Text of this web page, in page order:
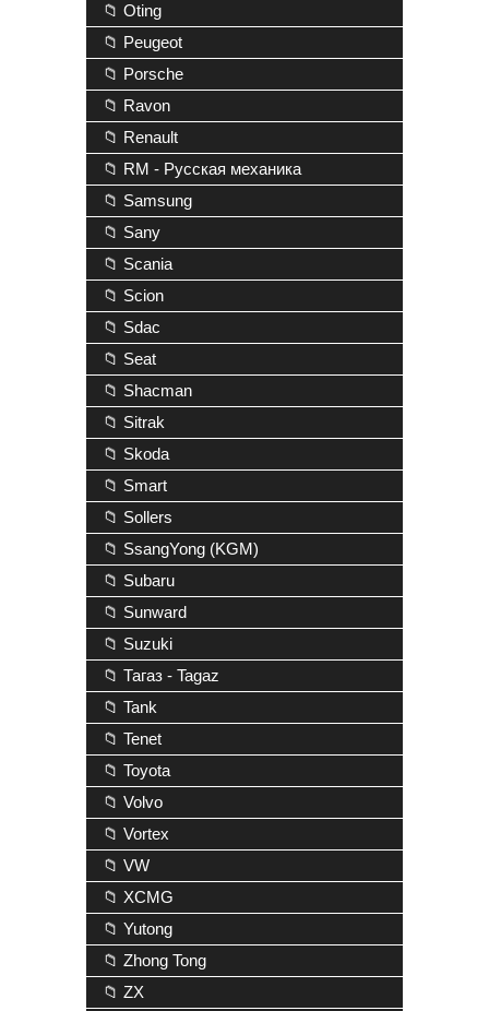
📁 Oting
📁 Peugeot
📁 Porsche
📁 Ravon
📁 Renault
📁 RM - Русская механика
📁 Samsung
📁 Sany
📁 Scania
📁 Scion
📁 Sdac
📁 Seat
📁 Shacman
📁 Sitrak
📁 Skoda
📁 Smart
📁 Sollers
📁 SsangYong (KGM)
📁 Subaru
📁 Sunward
📁 Suzuki
📁 Тагаз - Tagaz
📁 Tank
📁 Tenet
📁 Toyota
📁 Volvo
📁 Vortex
📁 VW
📁 XCMG
📁 Yutong
📁 Zhong Tong
📁 ZX